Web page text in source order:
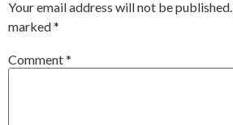
Your email address will not be published.
marked*
Comment*